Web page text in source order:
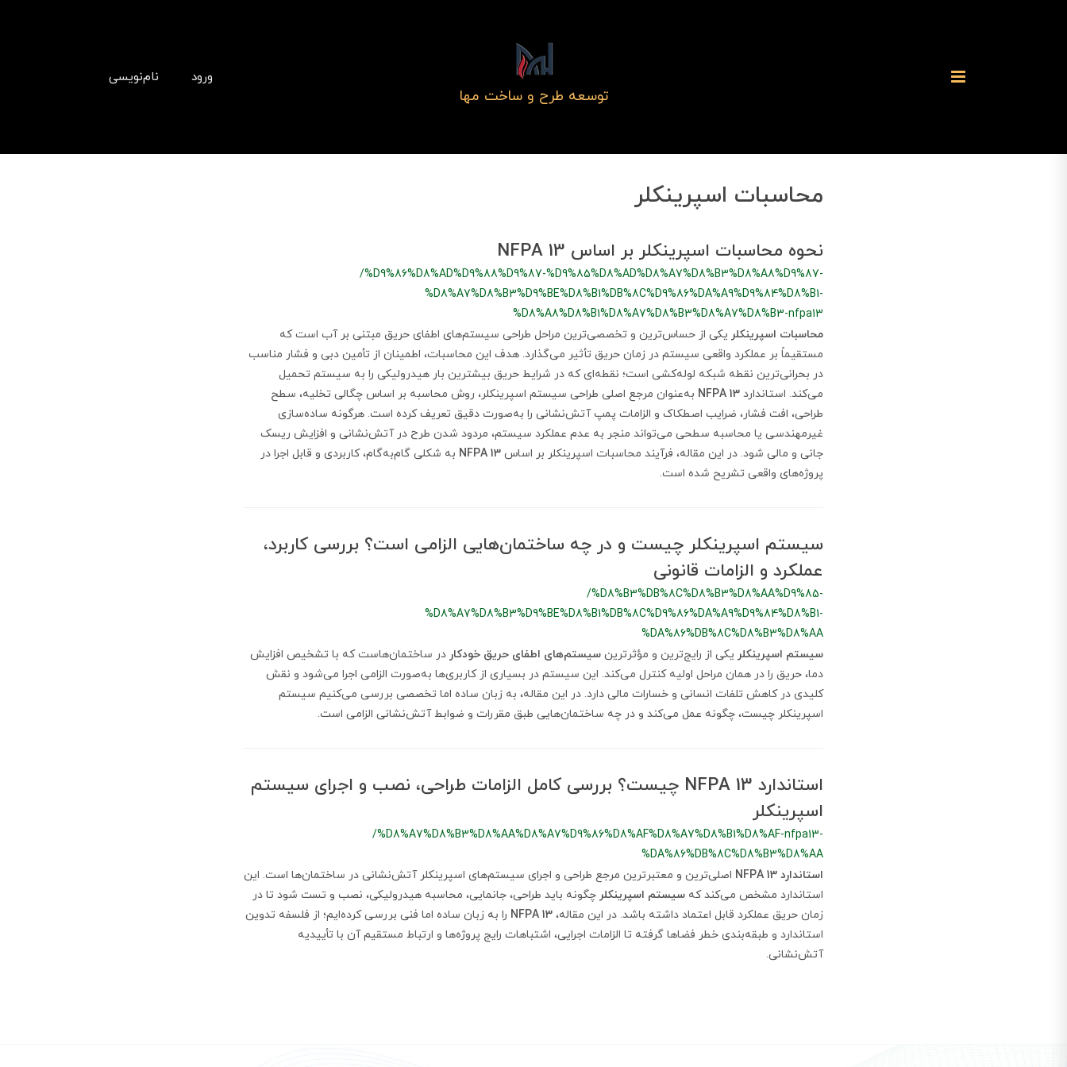
توسعه طرح و ساخت مها
ورود نام‌نویسی
محاسبات اسپرینکلر
نحوه محاسبات اسپرینکلر بر اساس NFPA 13
/%D9%86%D8%AD%D9%88%D9%87-%D9%85%D8%AD%D8%A7%D8%B3%D8%A8%D9%87-
%D8%A7%D8%B3%D9%BE%D8%B1%DB%8C%D9%86%DA%A9%D9%84%D8%B1-
%D8%A8%D8%B1%D8%A7%D8%B3%D8%A7%D8%B3-nfpa13
محاسبات اسپرینکلر یکی از حساس‌ترین و تخصصی‌ترین مراحل طراحی سیستم‌های اطفای حریق مبتنی بر آب است که
مستقیماً بر عملکرد واقعی سیستم در زمان حریق تأثیر می‌گذارد. هدف این محاسبات، اطمینان از تأمین دبی و فشار مناسب
در بحرانی‌ترین نقطه شبکه لوله‌کشی است؛ نقطه‌ای که در شرایط حریق بیشترین بار هیدرولیکی را به سیستم تحمیل
می‌کند. استاندارد NFPA 13 به‌عنوان مرجع اصلی طراحی سیستم اسپرینکلر، روش محاسبه بر اساس چگالی تخلیه، سطح
طراحی، افت فشار، ضرایب اصطکاک و الزامات پمپ آتش‌نشانی را به‌صورت دقیق تعریف کرده است. هرگونه ساده‌سازی
غیرمهندسی یا محاسبه سطحی می‌تواند منجر به عدم عملکرد سیستم، مردود شدن طرح در آتش‌نشانی و افزایش ریسک
جانی و مالی شود. در این مقاله، فرآیند محاسبات اسپرینکلر بر اساس NFPA 13 به شکلی گام‌به‌گام، کاربردی و قابل اجرا در
پروژه‌های واقعی تشریح شده است.
سیستم اسپرینکلر چیست و در چه ساختمان‌هایی الزامی است؟ بررسی کاربرد،
عملکرد و الزامات قانونی
/%D8%B3%DB%8C%D8%B3%D8%AA%D9%85-
%D8%A7%D8%B3%D9%BE%D8%B1%DB%8C%D9%86%DA%A9%D9%84%D8%B1-
%DA%86%DB%8C%D8%B3%D8%AA
سیستم اسپرینکلر یکی از رایج‌ترین و مؤثرترین سیستم‌های اطفای حریق خودکار در ساختمان‌هاست که با تشخیص افزایش
دما، حریق را در همان مراحل اولیه کنترل می‌کند. این سیستم در بسیاری از کاربری‌ها به‌صورت الزامی اجرا می‌شود و نقش
کلیدی در کاهش تلفات انسانی و خسارات مالی دارد. در این مقاله، به زبان ساده اما تخصصی بررسی می‌کنیم سیستم
اسپرینکلر چیست، چگونه عمل می‌کند و در چه ساختمان‌هایی طبق مقررات و ضوابط آتش‌نشانی الزامی است.
استاندارد NFPA 13 چیست؟ بررسی کامل الزامات طراحی، نصب و اجرای سیستم
اسپرینکلر
/%D8%A7%D8%B3%D8%AA%D8%A7%D9%86%D8%AF%D8%A7%D8%B1%D8%AF-nfpa13-
%DA%86%DB%8C%D8%B3%D8%AA
استاندارد NFPA 13
اصلی‌ترین و معتبرترین مرجع طراحی و اجرای سیستم‌های اسپرینکلر آتش‌نشانی در ساختمان‌ها است. این
استاندارد مشخص می‌کند که سیستم اسپرینکلر چگونه باید طراحی، جانمایی، محاسبه هیدرولیکی، نصب و تست شود تا در
زمان حریق عملکرد قابل اعتماد داشته باشد. در این مقاله، NFPA 13 را به زبان ساده اما فنی بررسی کرده‌ایم؛ از فلسفه تدوین
استاندارد و طبقه‌بندی خطر فضاها گرفته تا الزامات اجرایی، اشتباهات رایج پروژه‌ها و ارتباط مستقیم آن با تأییدیه
آتش‌نشانی.